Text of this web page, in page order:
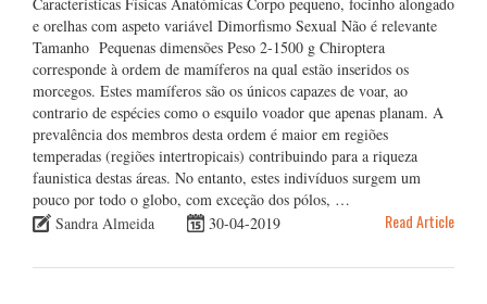
e orelhas com aspeto variável Dimorfismo Sexual Não é relevante
Tamanho Pequenas dimensões Peso 2-1500 g Chiroptera
corresponde à ordem de mamíferos na qual estão inseridos os
morcegos. Estes mamíferos são os únicos capazes de voar, ao
contrario de espécies como o esquilo voador que apenas planam. A
prevalência dos membros desta ordem é maior em regiões
temperadas (regiões intertropicais) contribuindo para a riqueza
faunistica destas áreas. No entanto, estes indivíduos surgem um
pouco por todo o globo, com exceção dos pólos, …
Sandra Almeida
30-04-2019 Read Article